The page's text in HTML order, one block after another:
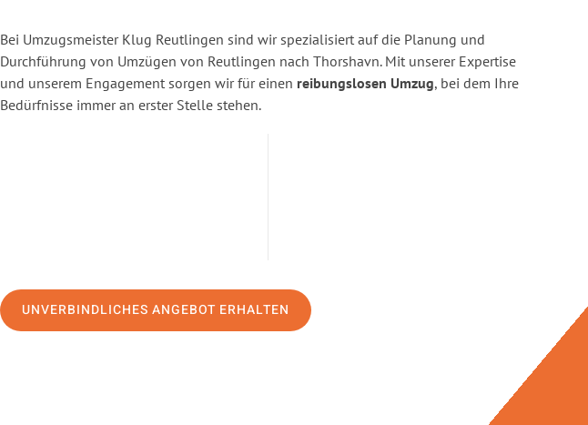
Bei Umzugsmeister Klug Reutlingen sind wir spezialisiert auf die Planung und
Durchführung von Umzügen von Reutlingen nach Thorshavn. Mit unserer Expertise
und unserem Engagement sorgen wir für einen reibungslosen Umzug, bei dem Ihre
Bedürfnisse immer an erster Stelle stehen.
UNVERBINDLICHES ANGEBOT ERHALTEN